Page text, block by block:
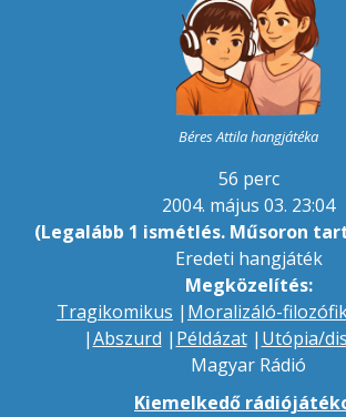
Béres Attila hangjátéka
56 perc
2004. május 03. 23:04
(Legalább 1 ismétlés. Műsoron
Eredeti hangjáték
Megközelítés:
Tragikomikus | Moralizáló-
|Abszurd | Példázat| Utópia/
Magyar Rádió
Kiemelkedő